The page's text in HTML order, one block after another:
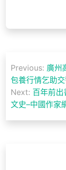
章
導
覽
Previous: 廣州
包養行情乞助
Next: 百年前
文史–中國作家